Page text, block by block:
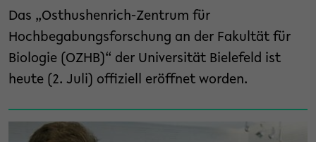
Das „Osthushenrich-Zentrum für
Hochbegabungsforschung an der Fakultät für
Biologie (OZHB)“ der Universität Bielefeld ist
heute (2. Juli) offiziell eröffnet worden.